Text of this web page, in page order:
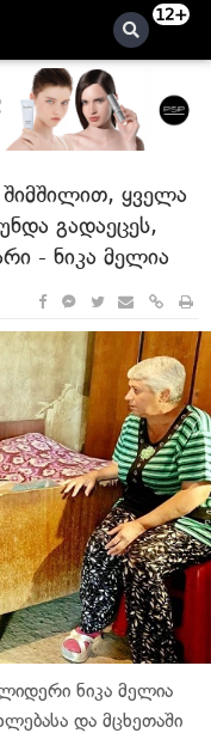
12+
ყველა
გადაეცეს,
- ნიკა მელია
ნიკა მელია
და მცხეთაში